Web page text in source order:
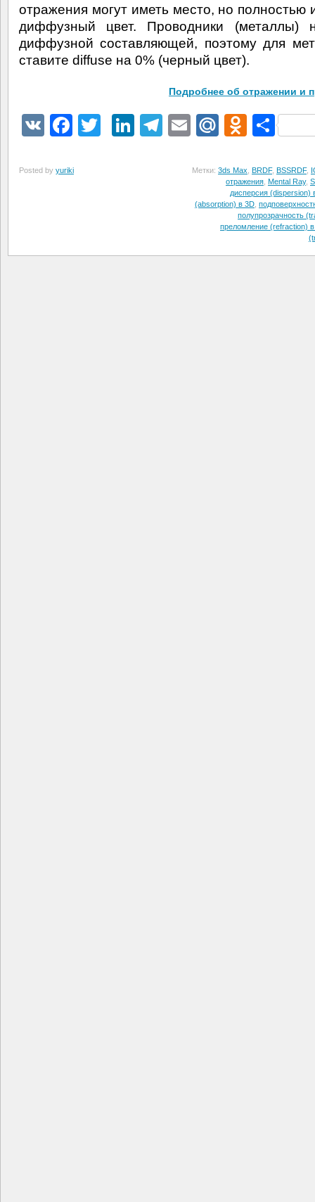
отражения могут иметь место, но полностью
диффузный цвет. Проводники (металлы)
диффузной составляющей, поэтому для
ставите diffuse на 0% (черный цвет).
Подробнее об отражении и
VK Facebook
TwitterLinkedIn
Telegram
EmailMail.Ru
Posted by yuriki Метки: 3ds Max BRDF, BSSRDF,
отражения Mental Ray,
дисперсия (dispersion)
(absorption) в 3D
полупрозрачность
преломление (refraction)